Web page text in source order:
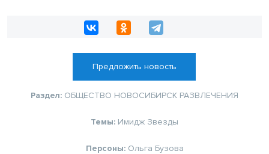
Предложить новость
Раздел: ОБЩЕСТВО НОВОСИБИРСК РАЗВЛЕЧЕНИЯ
Темы: Имидж Звезды
Персоны: Ольга Бузова